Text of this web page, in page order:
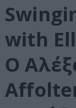
with
Ο